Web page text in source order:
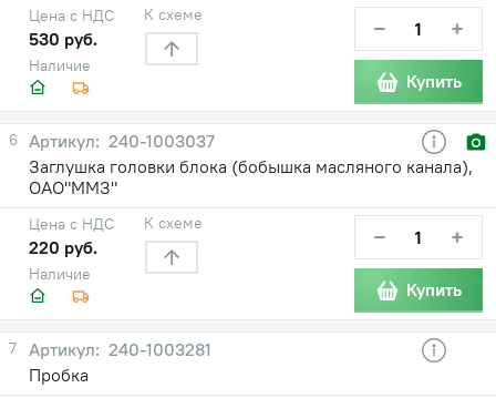
Наличие
Цена с НДС
530 руб.
К схеме − +
Купить
6
240-1003037
Заглушка головки блока (бобышка масляного канала),
ОАО"ММЗ"
Наличие
Цена с НДС
220 руб.
К схеме − +
Купить
7
240-1003281
Пробка